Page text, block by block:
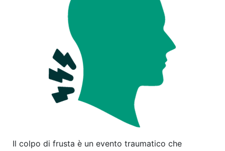
Il colpo di frusta è un evento traumatico che